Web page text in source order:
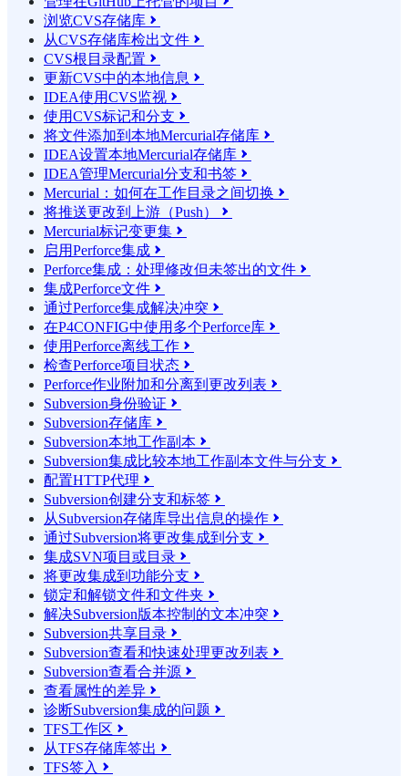
浏览CVS存储库 
从CVS存储库检出文件 
CVS根目录配置 
更新CVS中的本地信息 
IDEA使用CVS监视 
使用CVS标记和分支 
将文件添加到本地Mercurial存储库 
IDEA设置本地Mercurial存储库 
IDEA管理Mercurial分支和书签 
Mercurial：如何在工作目录之间切换 
将推送更改到上游（Push） 
Mercurial标记变更集 
启用Perforce集成 
Perforce集成：处理修改但未签出的文件 
集成Perforce文件 
通过Perforce集成解决冲突 
在P4CONFIG中使用多个Perforce库 
使用Perforce离线工作 
检查Perforce项目状态 
Perforce作业附加和分离到更改列表 
Subversion身份验证 
Subversion存储库 
Subversion本地工作副本 
Subversion集成比较本地工作副本文件与分支 
配置HTTP代理 
Subversion创建分支和标签 
从Subversion存储库导出信息的操作 
通过Subversion将更改集成到分支 
集成SVN项目或目录 
将更改集成到功能分支 
锁定和解锁文件和文件夹 
解决Subversion版本控制的文本冲突 
Subversion共享目录 
Subversion查看和快速处理更改列表 
Subversion查看合并源 
查看属性的差异 
诊断Subversion集成的问题 
TFS工作区 
从TFS存储库签出 
TFS签入 